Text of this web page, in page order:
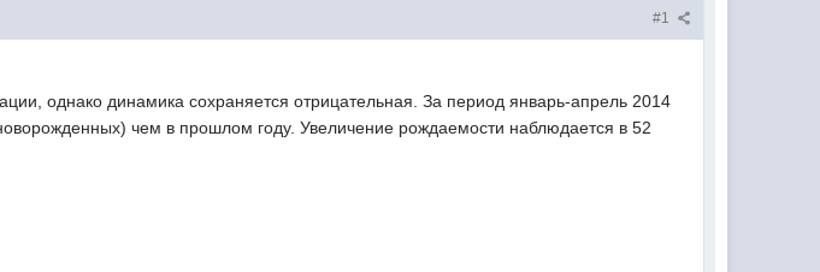
#1
однако динамика сохраняется отрицательная. За период январь-апрель 2014
чем в прошлом году. Увеличение рождаемости наблюдается в 52